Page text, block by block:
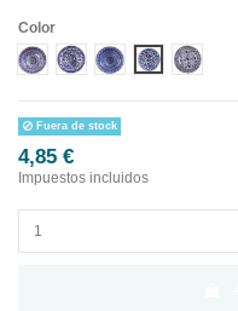
Color
Diseño 1Diseño 2Diseño 3Diseño 4Diseño 5
Fuera de stock
4,85 €
Impuestos incluidos